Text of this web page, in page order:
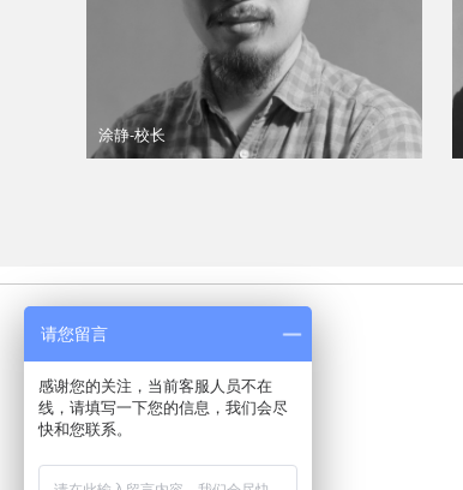
涂静-校长
热门班型
招生简章
周末班
请您留言
感谢您的关注，当前客服人员不在
线，请填写一下您的信息，我们会尽
快和您联系。